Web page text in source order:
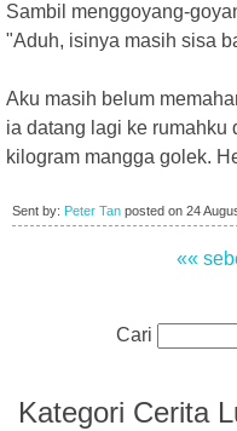
Sambil menggoyang-
"Aduh, isinya masih sisa
Aku masih belum
ia datang lagi ke rumahku
kilogram mangga golek.
Sent by: Peter Tan posted on 24
««
Cari
Kategori Cerita